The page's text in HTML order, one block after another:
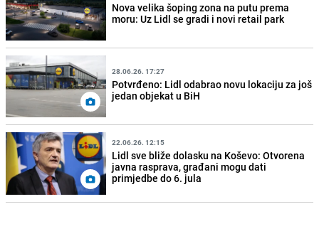
Nova velika šoping zona na putu prema
moru: Uz Lidl se gradi i novi retail park
28.06.26. 17:27
Potvrđeno: Lidl odabrao novu lokaciju za još
jedan objekat u BiH
22.06.26. 12:15
Lidl sve bliže dolasku na Koševo: Otvorena
javna rasprava, građani mogu dati
primjedbe do 6. jula